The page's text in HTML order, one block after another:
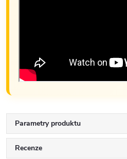
Parametry produktu
Recenze